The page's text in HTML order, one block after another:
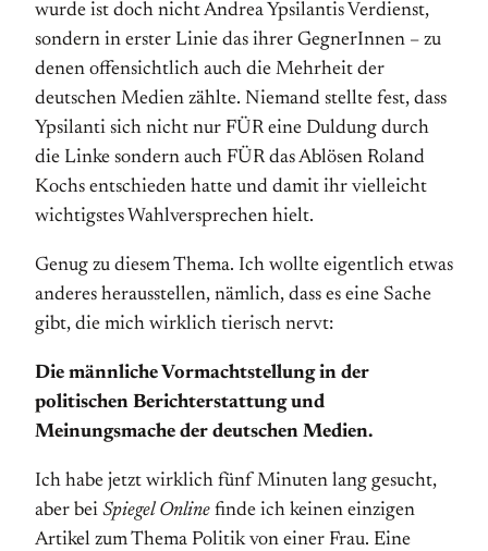
wurde ist doch nicht Andrea Ypsilantis Verdienst,
sondern in erster Linie das ihrer GegnerInnen – zu
denen offensichtlich auch die Mehrheit der
deutschen Medien zählte. Niemand stellte fest, dass
Ypsilanti sich nicht nur FÜR eine Duldung durch
die Linke sondern auch FÜR das Ablösen Roland
Kochs entschieden hatte und damit ihr vielleicht
wichtigstes Wahlversprechen hielt.
Genug zu diesem Thema. Ich wollte eigentlich etwas
anderes herausstellen, nämlich, dass es eine Sache
gibt, die mich wirklich tierisch nervt:
Die männliche Vormachtstellung in der
politischen Berichterstattung und
Meinungsmache der deutschen Medien.
Ich habe jetzt wirklich fünf Minuten lang gesucht,
aber bei Spiegel Online finde ich keinen einzigen
Artikel zum Thema Politik von einer Frau. Eine